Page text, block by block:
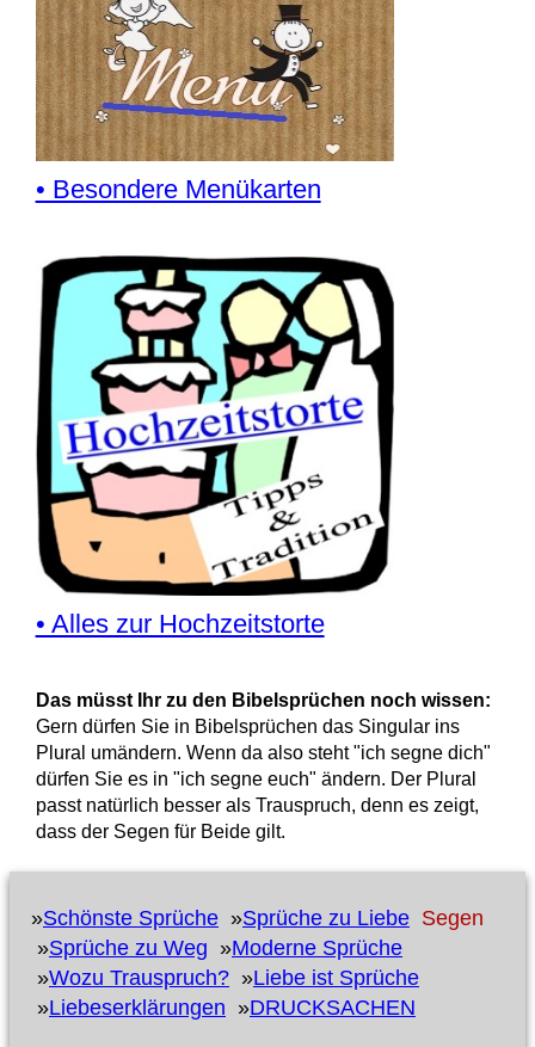
• Besondere Menükarten
• Alles zur Hochzeitstorte
Das müsst Ihr zu den Bibelsprüchen noch wissen:
Gern dürfen Sie in Bibelsprüchen das Singular ins
Plural umändern. Wenn da also steht "ich segne dich"
dürfen Sie es in "ich segne euch" ändern. Der Plural
passt natürlich besser als Trauspruch, denn es zeigt,
dass der Segen für Beide gilt.
»Schönste Sprüche »Sprüche zu Liebe Segen
»Sprüche zu Weg »Moderne Sprüche
»Wozu Trauspruch? »Liebe ist Sprüche
»Liebeserklärungen »DRUCKSACHEN